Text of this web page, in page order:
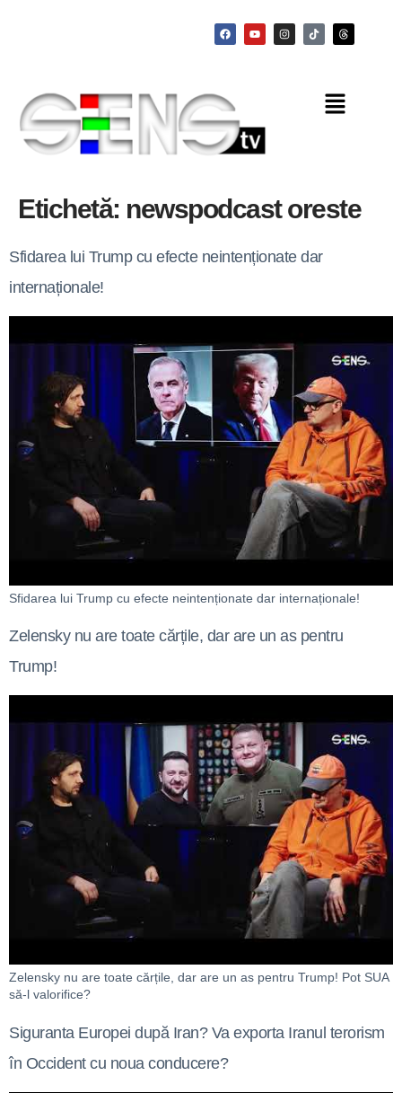
Etichetă: newspodcast oreste
Sfidarea lui Trump cu efecte neintenționate dar
internaționale!
Sfidarea lui Trump cu efecte neintenționate dar internaționale!
Zelensky nu are toate cărțile, dar are un as pentru
Trump!
Zelensky nu are toate cărțile, dar are un as pentru Trump! Pot SUA
să-l valorifice?
Siguranta Europei după Iran? Va exporta Iranul terorism
în Occident cu noua conducere?